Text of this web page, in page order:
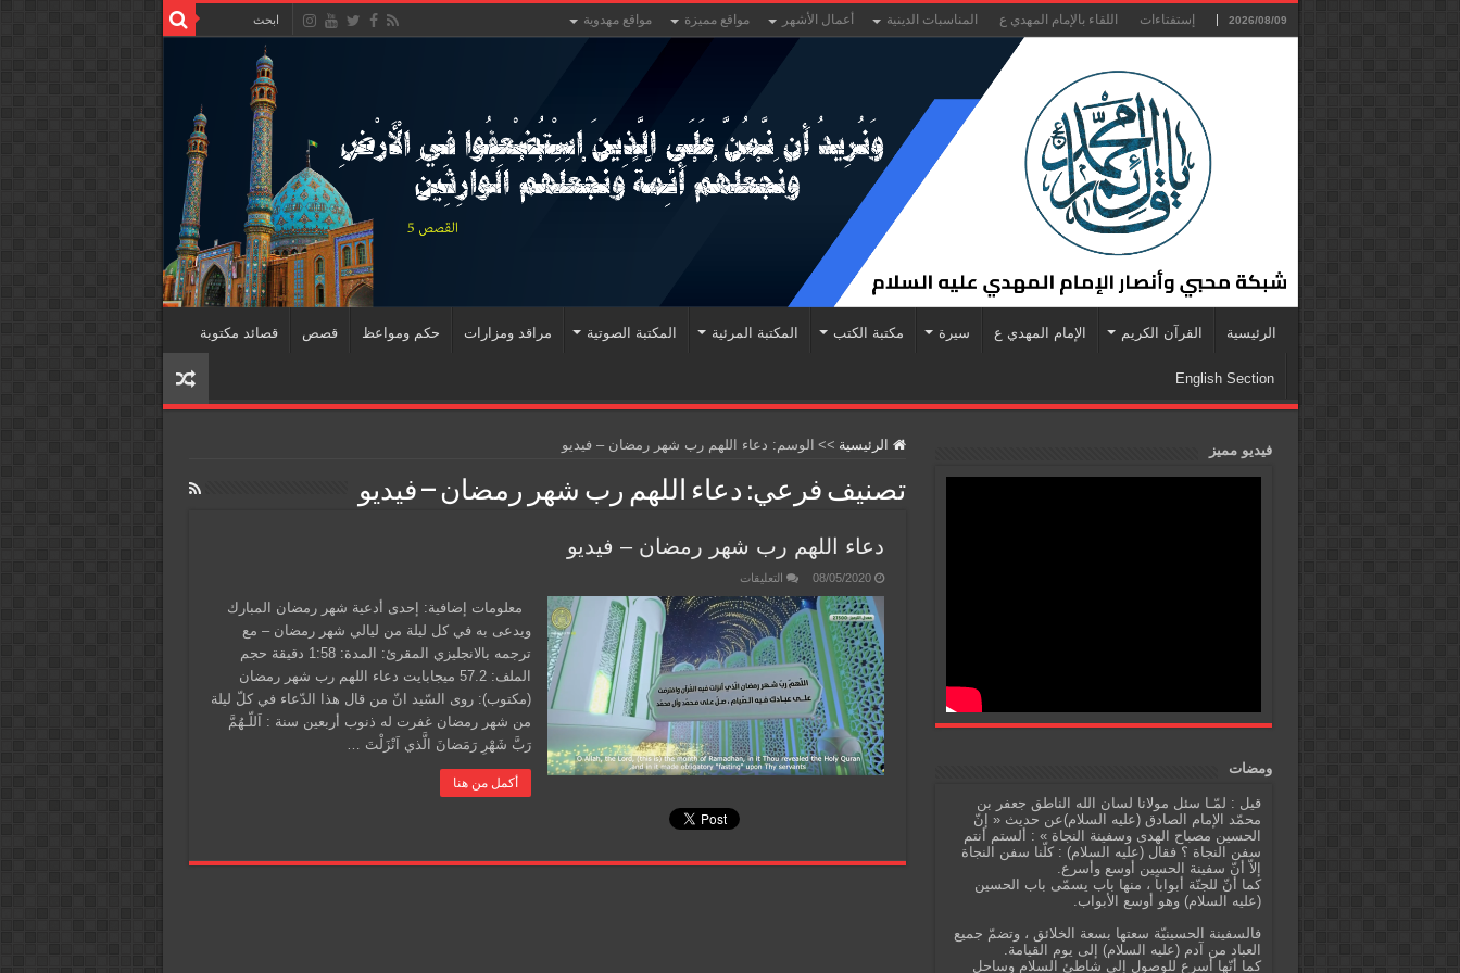
2026/08/09 إستفتاءات اللقاء بالإمام المهدي ع المناسبات الدينية أعمال الأشهر مواقع مميزة مواقع مهدوية
الرئيسية القرآن الكريم الإمام المهدي ع سيرة مكتبة الكتب المكتبة المرئية المكتبة الصوتية مراقد ومزارات حكم ومواعظ قصص قصائد مكتوبة
English Section
الرئيسية >> الوسم: دعاء اللهم رب شهر رمضان – فيديو
تصنيف فرعي: دعاء اللهم رب شهر رمضان – فيديو
دعاء اللهم رب شهر رمضان – فيديو
08/05/2020 التعليقات
اللهم
رب
شهر
رمضان
–
مغلقة
معلومات إضافية: إحدى أدعية شهر رمضان المبارك
ويدعى به في كل ليلة من ليالي شهر رمضان – مع
ترجمه بالانجليزي المقرئ: المدة: 1:58 دقيقة حجم
الملف: 57.2 ميجابايت دعاء اللهم رب شهر رمضان
(مكتوب): روى السّيد انّ من قال هذا الدّعاء في كلّ ليلة
من شهر رمضان غفرت له ذنوب أربعين سنة : اَللّـهُمَّ
رَبَّ شَهْرِ رَمَضانَ الَّذي اَنْزَلْتَ …
أكمل من هنا
فيديو مميز
ومضات
قيل : لمّـا سئل مولانا لسان الله الناطق جعفر بن
محمّد الإمام الصادق (عليه السلام)عن حديث « إنّ
الحسين مصباح الهدى وسفينة النجاة » : ألستم أنتم
سفن النجاة ؟ فقال (عليه السلام) : كلّنا سفن النجاة
إلاّ أنّ سفينة الحسين أوسع وأسرع.
كما أنّ للجنّة أبواباً ، منها باب يسمّى باب الحسين
(عليه السلام) وهو أوسع الأبواب.
فالسفينة الحسينيّة سعتها بسعة الخلائق ، وتضمّ جميع
العباد من آدم (عليه السلام) إلى يوم القيامة.
كما أنّها أسرع للوصول إلى شاطئ السلام وساحل